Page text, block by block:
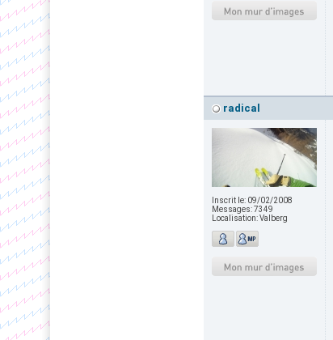
radical
Inscrit le: 09/02/2008
Messages:7349
Localisation:Valberg